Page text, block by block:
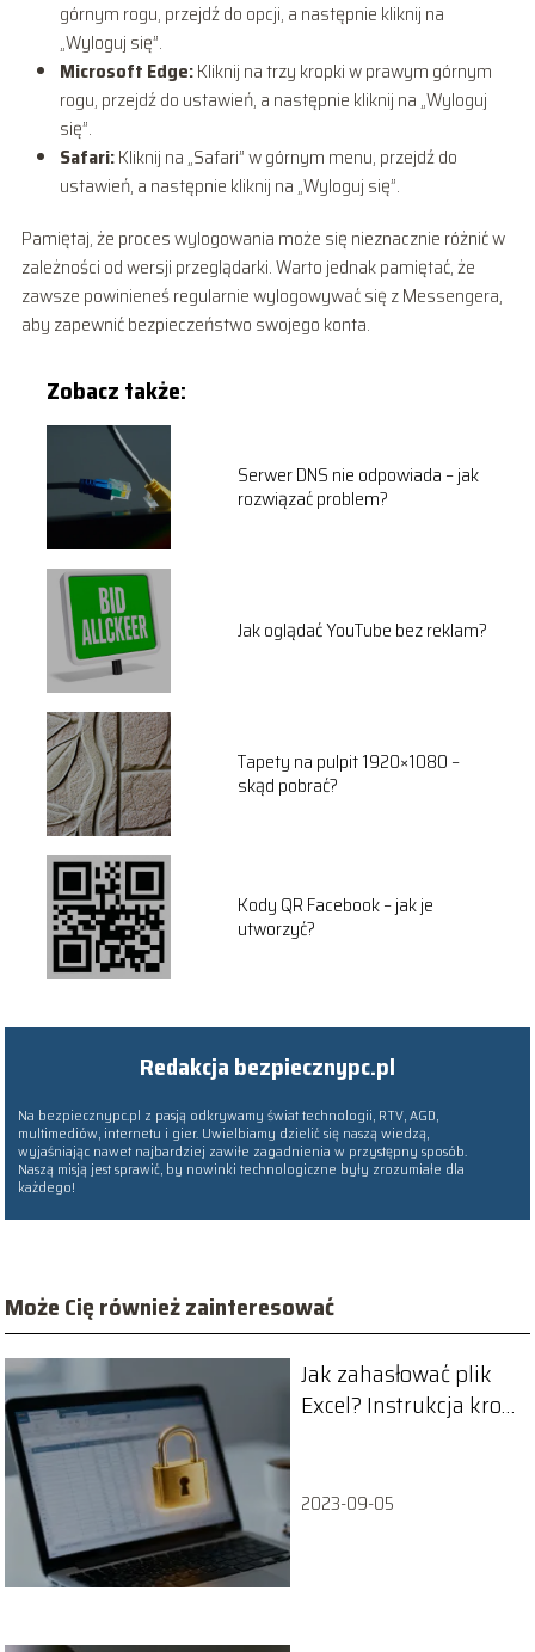
górnym rogu, przejdź do opcji, a następnie kliknij na
„Wyloguj się”.
Microsoft Edge:Kliknij na trzy kropki w prawym górnym
rogu, przejdź do ustawień, a następnie kliknij na „Wyloguj
się”.
Safari:Kliknij na „Safari” w górnym menu, przejdź do
ustawień, a następnie kliknij na „Wyloguj się”.
Pamiętaj, że proces wylogowania może się nieznacznie różnić w
zależności od wersji przeglądarki. Warto jednak pamiętać, że
zawsze powinieneś regularnie wylogowywać się z Messengera,
aby zapewnić bezpieczeństwo swojego konta.
Zobacz także:
Serwer DNS nie odpowiada – jak
rozwiązać problem?
Jak oglądać YouTube bez reklam?
Tapety na pulpit 1920×1080 –
skąd pobrać?
Kody QR Facebook – jak je
utworzyć?
Redakcja bezpiecznypc.pl
Na bezpiecznypc.pl z pasją odkrywamy świat technologii, RTV, AGD,
multimediów, internetu i gier. Uwielbiamy dzielić się naszą wiedzą,
wyjaśniając nawet najbardziej zawiłe zagadnienia w przystępny sposób.
Naszą misją jest sprawić, by nowinki technologiczne były zrozumiałe dla
każdego!
Może Cię również zainteresować
Jak zahasłować plik
Excel? Instrukcja krok
2023-09-05